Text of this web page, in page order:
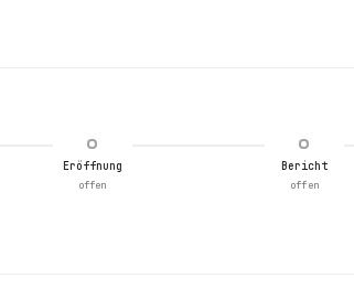
Eröffnung
offen
Bericht
offen